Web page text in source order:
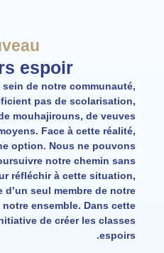
espoir
sein de notre communauté,
pas de scolarisation,
mouhajirouns, de veuves
Face à cette réalité,
option. Nous ne pouvons
notre chemin sans
réfléchir à cette situation,
d’un seul membre de notre
ensemble. Dans cette
de créer les classes
espoirs.